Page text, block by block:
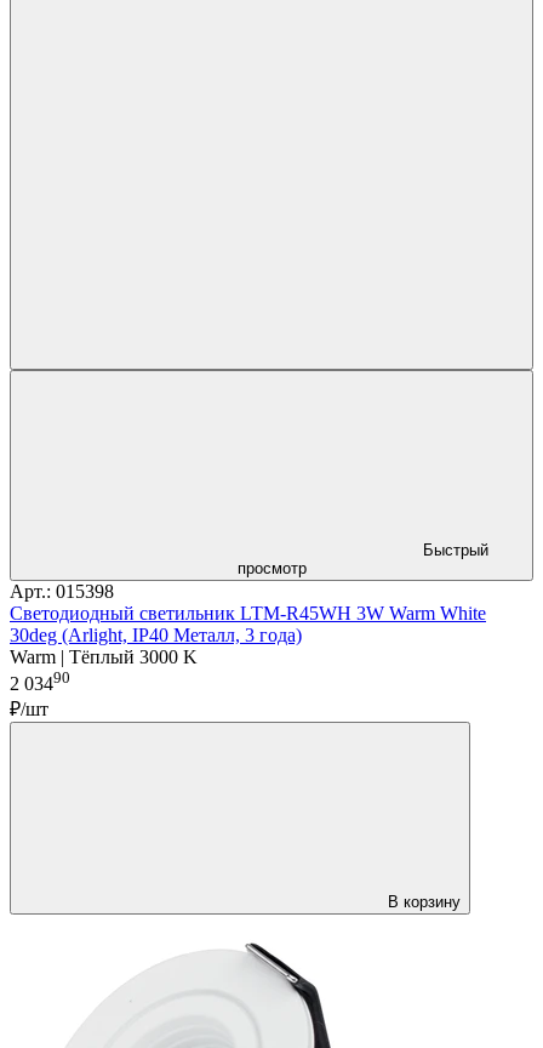
Быстрый
просмотр
Арт.: 015398
Светодиодный светильник LTM-R45WH 3W Warm White
30deg (Arlight, IP40 Металл, 3 года)
Warm | Тёплый 3000 K
2 03490
₽/шт
В корзину